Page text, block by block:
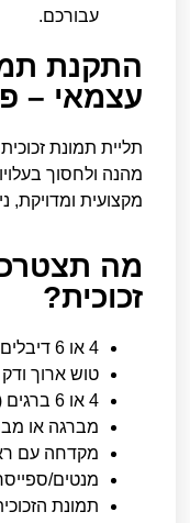
עבורכם.
התקנת
עצמאי –
תליית תמונת
מהנה ולחסוך
מקצועית ומדויקת,
מה
זכוכית?
4 או 6 דיבלים (גודל 7)
טוש ארוך ודק
4 או 6 ברגים (גודל 7)
מברגה או
מקדחה עם
מנטים/
תמונת